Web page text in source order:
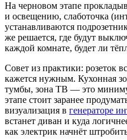
На черновом этапе
и освещению, слаботочка
устанавливаются
же решается, где будут
каждой комнате, будет ли
Совет из практики: розеток
кажется нужным. Кухонная
тумбы, зона ТВ — это
этапе стоит заранее
визуализация в генераторе
встанет диван и куда
как электрик начнёт